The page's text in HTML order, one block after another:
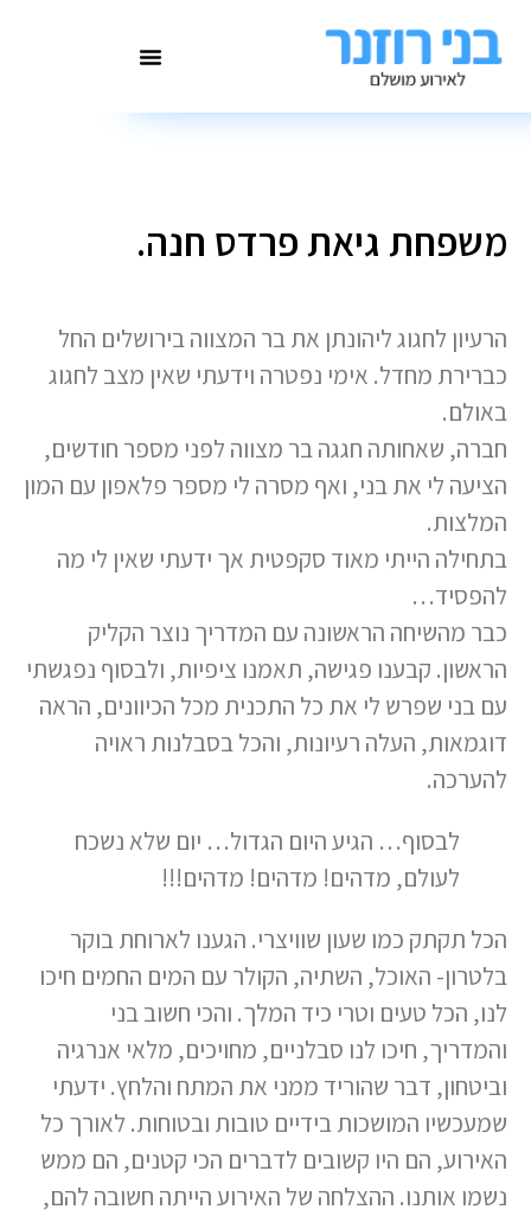
משפחת גיאת פרדס חנה.
הרעיון לחגוג ליהונתן את בר המצווה בירושלים החל
כברירת מחדל. אימי נפטרה וידעתי שאין מצב לחגוג
באולם.
חברה, שאחותה חגגה בר מצווה לפני מספר חודשים,
הציעה לי את בני, ואף מסרה לי מספר פלאפון עם המון
המלצות.
בתחילה הייתי מאוד סקפטית אך ידעתי שאין לי מה
להפסיד…
כבר מהשיחה הראשונה עם המדריך נוצר הקליק
הראשון. קבענו פגישה, תאמנו ציפיות, ולבסוף נפגשתי
עם בני שפרש לי את כל התכנית מכל הכיוונים, הראה
דוגמאות, העלה רעיונות, והכל בסבלנות ראויה
להערכה.
לבסוף… הגיע היום הגדול… יום שלא נשכח
לעולם, מדהים! מדהים! מדהים!!!
הכל תקתק כמו שעון שוויצרי. הגענו לארוחת בוקר
בלטרון- האוכל, השתיה, הקולר עם המים החמים חיכו
לנו, הכל טעים וטרי כיד המלך. והכי חשוב בני
והמדריך, חיכו לנו סבלניים, מחויכים, מלאי אנרגיה
וביטחון, דבר שהוריד ממני את המתח והלחץ. ידעתי
שמעכשיו המושכות בידיים טובות ובטוחות. לאורך כל
האירוע, הם היו קשובים לדברים הכי קטנים, הם ממש
נשמו אותנו. ההצלחה של האירוע הייתה חשובה להם,